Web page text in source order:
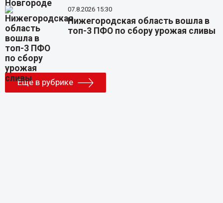
07.8.2026 15:30
Нижегородская область вошла в
топ-3 ПФО по сбору урожая сливы
Еще в рубрике